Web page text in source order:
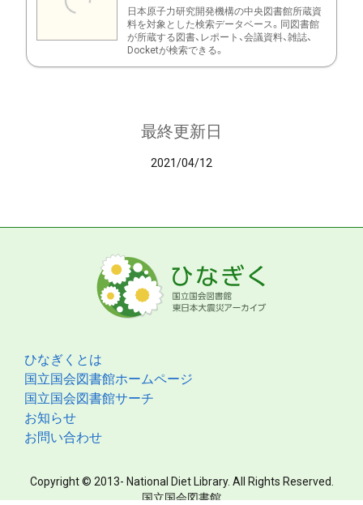
日本原子力研究開発機構の中央図書館所蔵資
料を対象とした検索データベース。同図書館
が所蔵する図書、レポート、会議資料、雑誌、
Docketが検索できる。
最終更新日
2021/04/12
ひなぎくとは
国立国会図書館ホームページ
国立国会図書館サーチ
お知らせ
お問い合わせ
Copyright © 2013- National Diet Library. All Rights Reserved.